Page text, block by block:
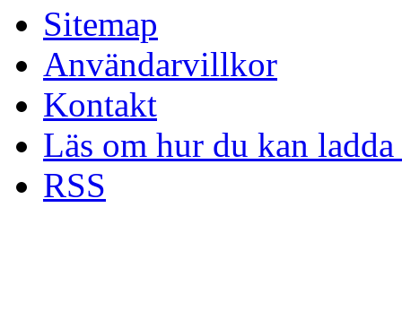
Sitemap
Användarvillkor
Kontakt
Läs om hur du kan
RSS